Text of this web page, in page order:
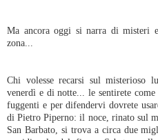
Ma ancora oggi si narra di misteri
zona...
Chi volesse recarsi sul misterioso
venerdì e di notte... le sentirete
fuggenti e per difendervi dovrete
di Pietro Piperno: il noce, rinato sul
San Barbato, si trova a circa due